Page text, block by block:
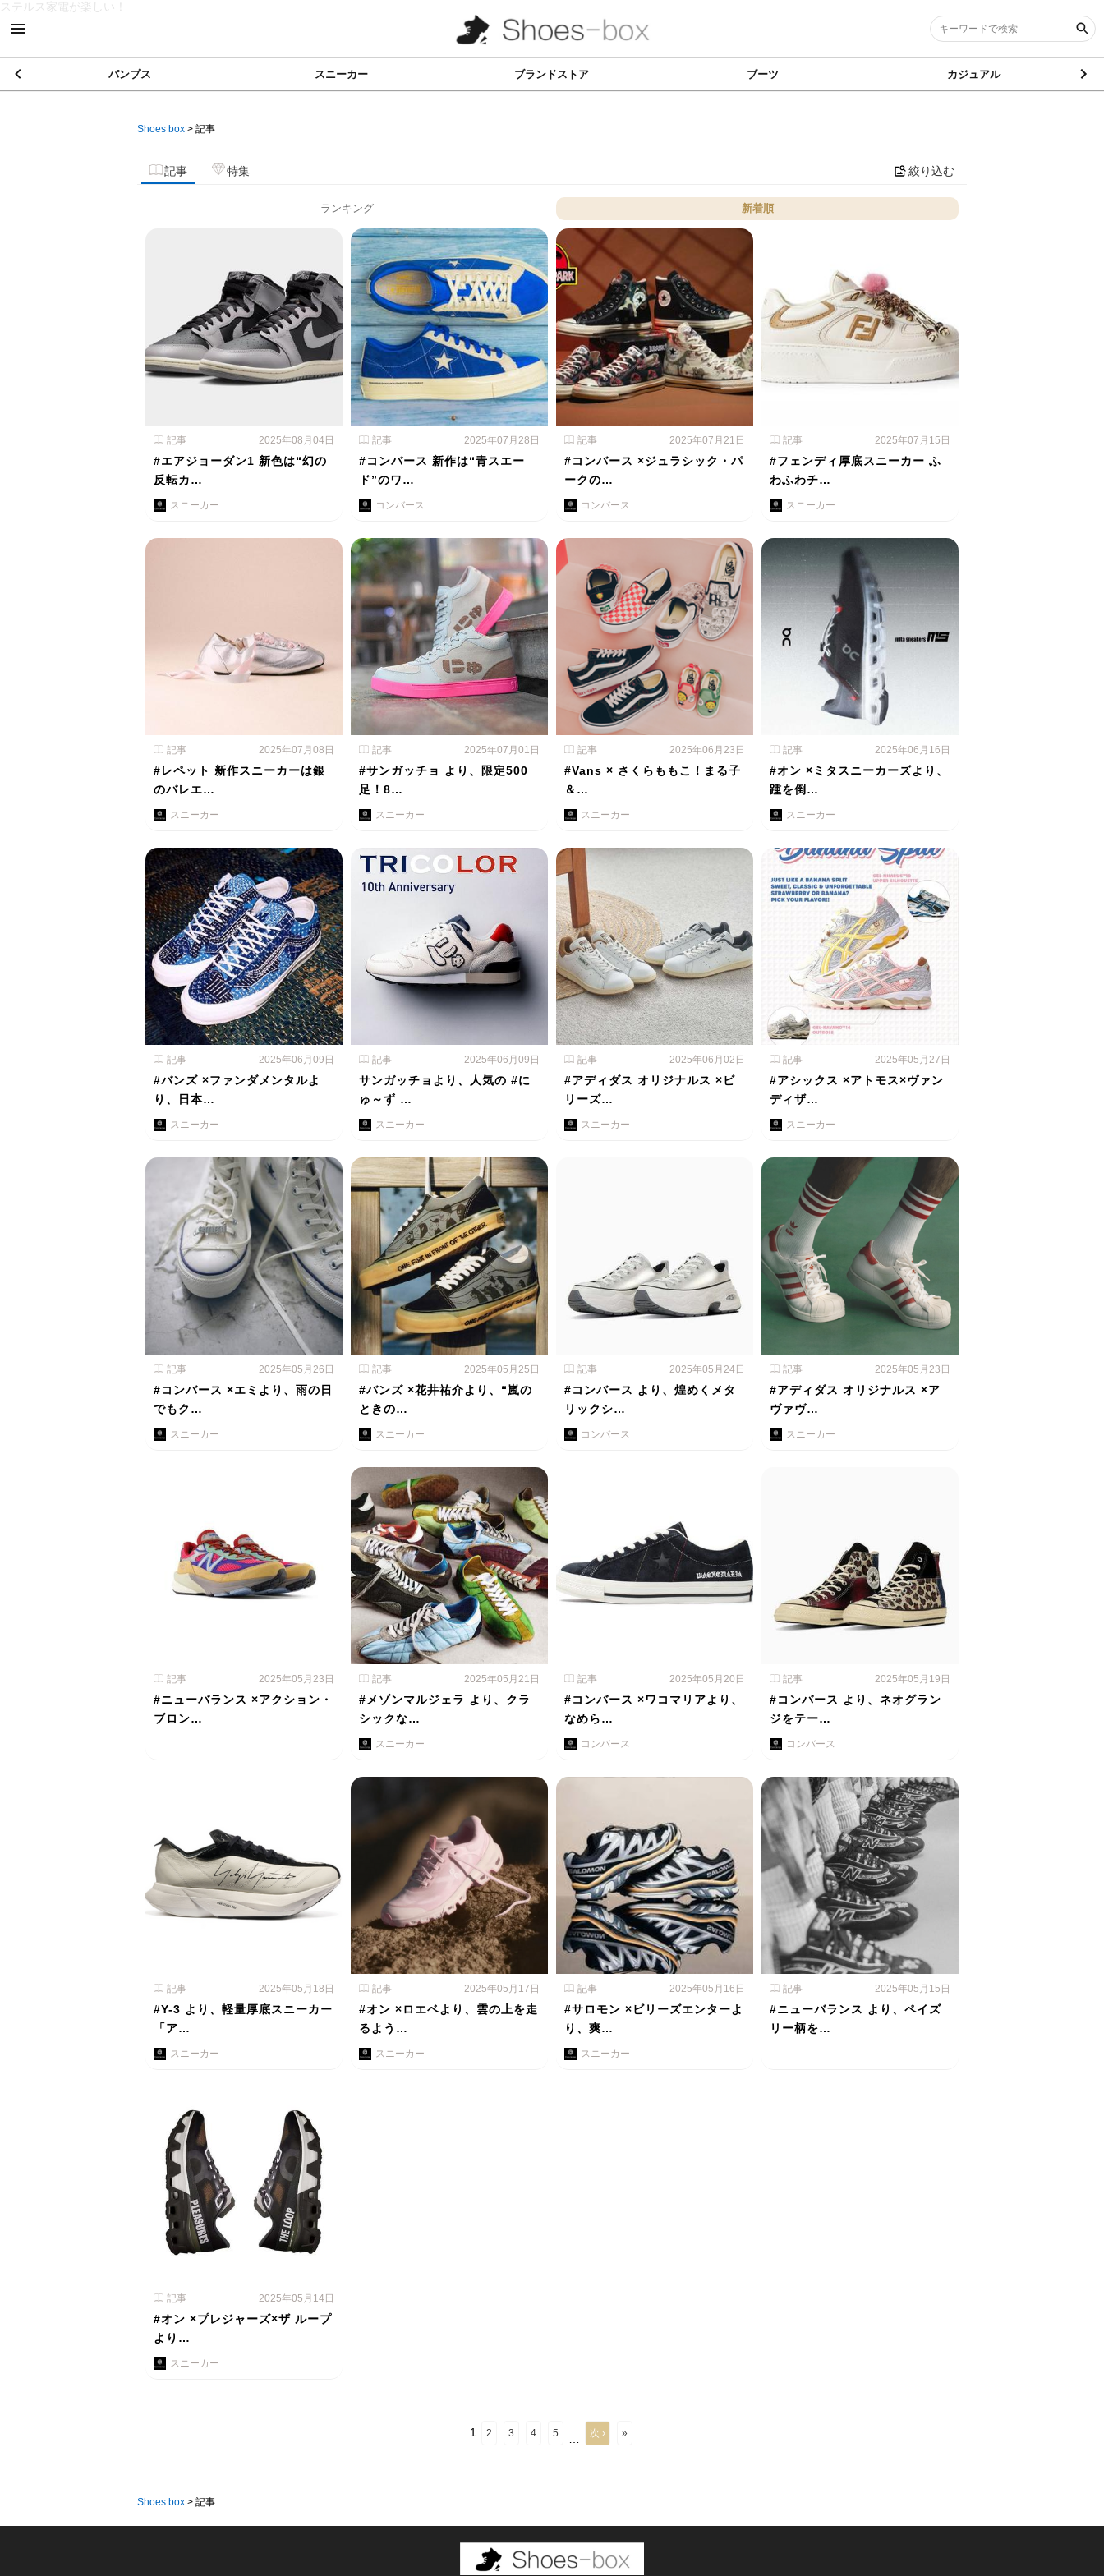
ステルス家電が楽しい！
パンプス スニーカー ブランドストア ブーツ カジュアル
Shoes box > 記事
記事 特集 絞り込む
ランキング 新着順
記事 2025年08月04日
#エアジョーダン1 新色は“幻の
反転カ…
スニーカー
記事 2025年07月28日
#コンバース 新作は“青スエー
ド”のワ…
コンバース
記事 2025年07月21日
#コンバース ×ジュラシック・パ
ークの…
コンバース
記事 2025年07月15日
#フェンディ厚底スニーカー ふ
わふわチ…
スニーカー
記事 2025年07月08日
#レペット 新作スニーカーは銀
のバレエ…
スニーカー
記事 2025年07月01日
#サンガッチョ より、限定500
足！8…
スニーカー
記事 2025年06月23日
#Vans × さくらももこ！まる子
＆…
スニーカー
記事 2025年06月16日
#オン ×ミタスニーカーズより、
踵を倒…
スニーカー
記事 2025年06月09日
#バンズ ×ファンダメンタルよ
り、日本…
スニーカー
記事 2025年06月09日
サンガッチョより、人気の #に
ゅ～ず …
スニーカー
記事 2025年06月02日
#アディダス オリジナルス ×ビ
リーズ…
スニーカー
記事 2025年05月27日
#アシックス ×アトモス×ヴァン
ディザ…
スニーカー
記事 2025年05月26日
#コンバース ×エミより、雨の日
でもク…
スニーカー
記事 2025年05月25日
#バンズ ×花井祐介より、“嵐の
ときの…
スニーカー
記事 2025年05月24日
#コンバース より、煌めくメタ
リックシ…
コンバース
記事 2025年05月23日
#アディダス オリジナルス ×ア
ヴァヴ…
スニーカー
記事 2025年05月23日
#ニューバランス ×アクション・
ブロン…
記事 2025年05月21日
#メゾンマルジェラ より、クラ
シックな…
スニーカー
記事 2025年05月20日
#コンバース ×ワコマリアより、
なめら…
コンバース
記事 2025年05月19日
#コンバース より、ネオグラン
ジをテー…
コンバース
記事 2025年05月18日
#Y-3 より、軽量厚底スニーカー
「ア…
スニーカー
記事 2025年05月17日
#オン ×ロエベより、雲の上を走
るよう…
スニーカー
記事 2025年05月16日
#サロモン ×ビリーズエンターよ
り、爽…
スニーカー
記事 2025年05月15日
#ニューバランス より、ペイズ
リー柄を…
記事 2025年05月14日
#オン ×プレジャーズ×ザ ループ
より…
スニーカー
1 2 3 4 5 次 › »
Shoes box > 記事